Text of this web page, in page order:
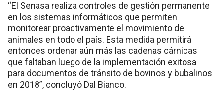
“El Senasa realiza controles de gestión permanente
en los sistemas informáticos que permiten
monitorear proactivamente el movimiento de
animales en todo el país. Esta medida permitirá
entonces ordenar aún más las cadenas cárnicas
que faltaban luego de la implementación exitosa
para documentos de tránsito de bovinos y bubalinos
en 2018”, concluyó Dal Bianco.